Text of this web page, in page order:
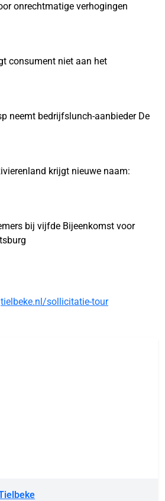
onrechtmatige verhogingen
consument niet aan het
neemt bedrijfslunch-aanbieder De
krijgt nieuwe naam:
bij vijfde Bijeenkomst voor
sollicitatie-tour